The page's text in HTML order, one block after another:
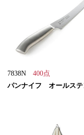
7838N 400点
パンナイフ オールステ